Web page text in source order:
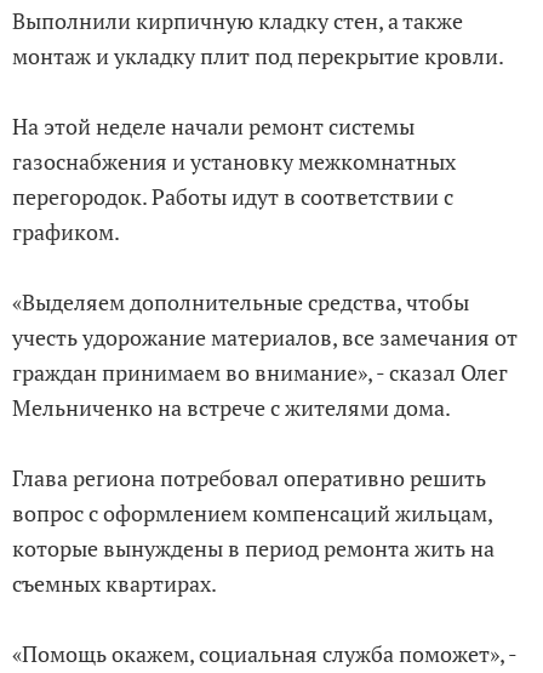
Выполнили кирпичную кладку стен, а также
монтаж и укладку плит под перекрытие кровли.
На этой неделе начали ремонт системы
газоснабжения и установку межкомнатных
перегородок. Работы идут в соответствии с
графиком.
«Выделяем дополнительные средства, чтобы
учесть удорожание материалов, все замечания от
граждан принимаем во внимание», - сказал Олег
Мельниченко на встрече с жителями дома.
Глава региона потребовал оперативно решить
вопрос с оформлением компенсаций жильцам,
которые вынуждены в период ремонта жить на
съемных квартирах.
«Помощь окажем, социальная служба поможет», -